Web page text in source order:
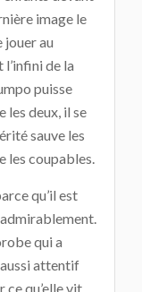
image le
jouer au
de la
puisse
les deux, il se
sauve les
les coupables.
qu’il est
qui a
attentif
qu’elle vit.